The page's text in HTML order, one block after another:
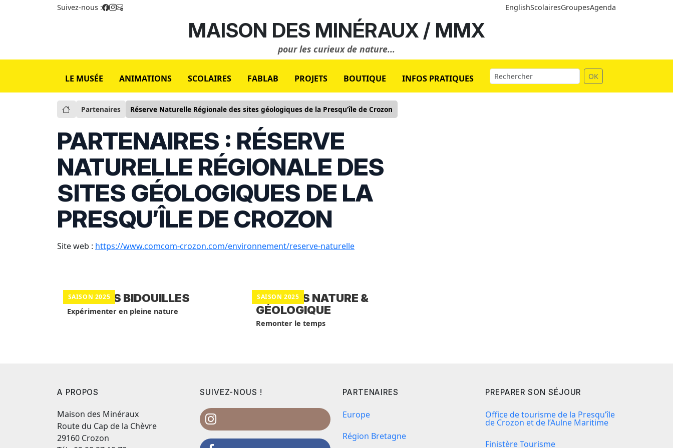
Suivez-nous : EnglishScolairesGroupesAgenda
MAISON DES MINÉRAUX / MMX
pour les curieux de nature...
LE MUSÉE ANIMATIONS SCOLAIRES FABLAB PROJETS BOUTIQUE INFOS PRATIQUES OK
Partenaires Réserve Naturelle Régionale des sites géologiques de la Presqu’île de Crozon
PARTENAIRES : RÉSERVE
NATURELLE RÉGIONALE DES
SITES GÉOLOGIQUES DE LA
PRESQU’ÎLE DE CROZON
Site web : https://www.comcom-crozon.com/environnement/reserve-naturelle
SAISON 2025
BALADES BIDOUILLES
Expérimenter en pleine nature
SAISON 2025
BALADES NATURE &
GÉOLOGIQUE
Remonter le temps
A PROPOS
Maison des Minéraux
Route du Cap de la Chèvre
29160 Crozon
SUIVEZ-NOUS ! PARTENAIRES
Europe
Région Bretagne
PREPARER SON SÉJOUR
Office de tourisme de la Presqu’île
de Crozon et de l’Aulne Maritime
Finistère Tourisme